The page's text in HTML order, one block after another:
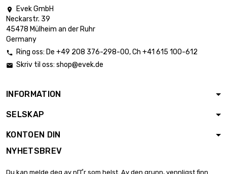

Evek GmbH
Neckarstr. 39
45478 Mülheim an der Ruhr
Germany
 Ring oss: De +49 208 376-298-00, Ch +41 615 100-612
 Skriv til oss: shop@evek.de
INFORMATION
SELSKAP
KONTOEN DIN
NYHETSBREV
Du kan melde deg av nГҐr som helst. Av den grunn, vennligst finn